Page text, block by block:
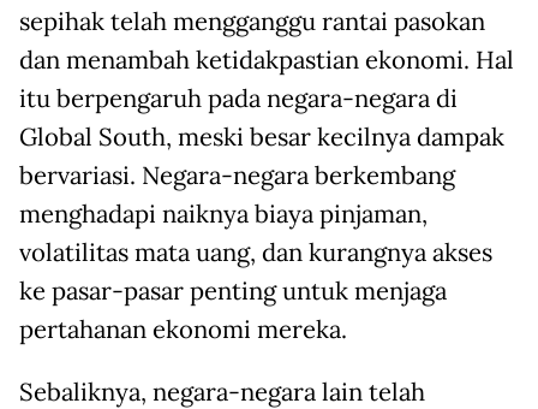
sepihak telah mengganggu rantai pasokan
dan menambah ketidakpastian ekonomi. Hal
itu berpengaruh pada negara-negara di
Global South, meski besar kecilnya dampak
bervariasi. Negara-negara berkembang
menghadapi naiknya biaya pinjaman,
volatilitas mata uang, dan kurangnya akses
ke pasar-pasar penting untuk menjaga
pertahanan ekonomi mereka.
Sebaliknya, negara-negara lain telah